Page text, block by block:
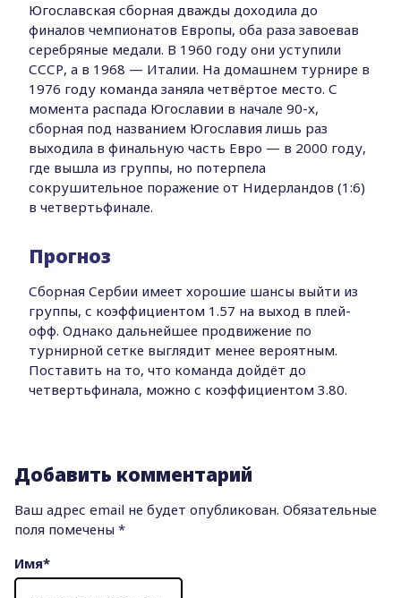
Югославская сборная дважды доходила до
финалов чемпионатов Европы, оба раза завоевав
серебряные медали. В 1960 году они уступили
СССР, а в 1968 — Италии. На домашнем турнире в
1976 году команда заняла четвёртое место. С
момента распада Югославии в начале 90-х,
сборная под названием Югославия лишь раз
выходила в финальную часть Евро — в 2000 году,
где вышла из группы, но потерпела
сокрушительное поражение от Нидерландов (1:6)
в четвертьфинале.
Прогноз
Сборная Сербии имеет хорошие шансы выйти из
группы, с коэффициентом 1.57 на выход в плей-
офф. Однако дальнейшее продвижение по
турнирной сетке выглядит менее вероятным.
Поставить на то, что команда дойдёт до
четвертьфинала, можно с коэффициентом 3.80.
Добавить комментарий
Ваш адрес email не будет опубликован. Обязательные
поля помечены *
Имя*